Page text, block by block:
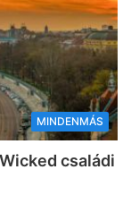
MINDENMÁS
családi